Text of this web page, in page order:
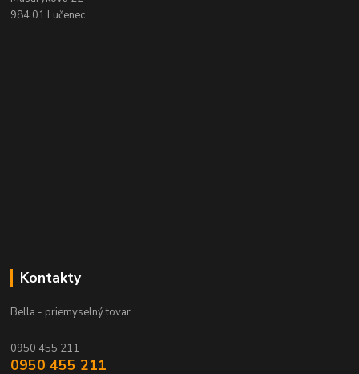
984 01 Lučenec
Kontakty
Bella - priemyselný tovar
0950 455 211
0950 455 211